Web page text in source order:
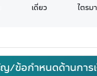
เดี่ยว ไตรม
ข้อกำหนดด้านการ